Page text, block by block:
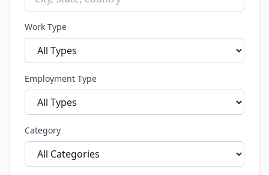
Work Type
Employment Type
Category